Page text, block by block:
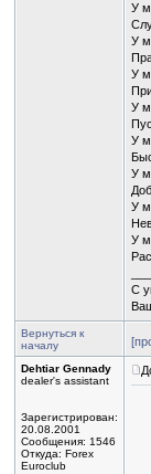
У
У
У
У
У
У
У
У
С
Вернуться к
началу
Dehtiar Gennady
dealer's assistant
Зарегистрирован:
20.08.2001
Сообщения: 1546
Откуда: Forex
Euroclub